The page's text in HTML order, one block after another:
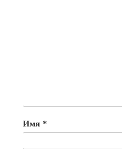
Имя *